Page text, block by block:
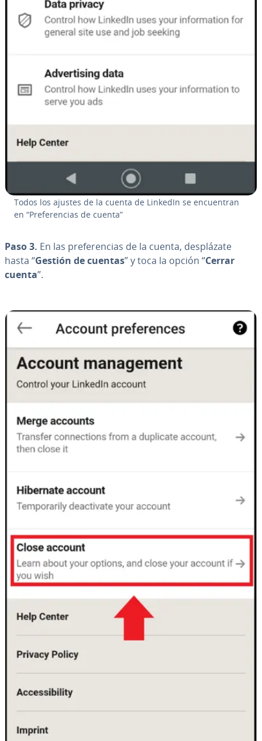
Todos los ajustes de la cuenta de LinkedIn se en­cue­n­tran
en “Pre­fe­re­n­cias de cuenta”
Paso 3. En las pre­fe­re­n­cias de la cuenta, de­s­plá­za­te
hasta “Gestión de cuentas” y toca la opción “Cerrar
cuenta”.